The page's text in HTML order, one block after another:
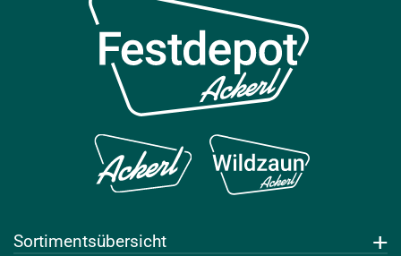
Sortimentsübersicht